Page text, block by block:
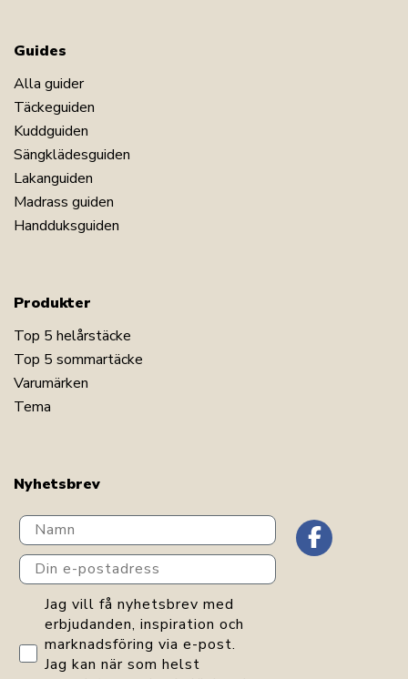
Guides
Alla guider
Täckeguiden
Kuddguiden
Sängklädesguiden
Lakanguiden
Madrass guiden
Handduksguiden
Produkter
Top 5 helårstäcke
Top 5 sommartäcke
Varumärken
Tema
Nyhetsbrev
Navn
Din e-postadress
GDPR consent
Jag vill få nyhetsbrev med
erbjudanden, inspiration och
marknadsföring via e-post.
Jag kan när som helst